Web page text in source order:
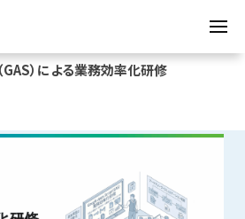
）による業務効率化研修